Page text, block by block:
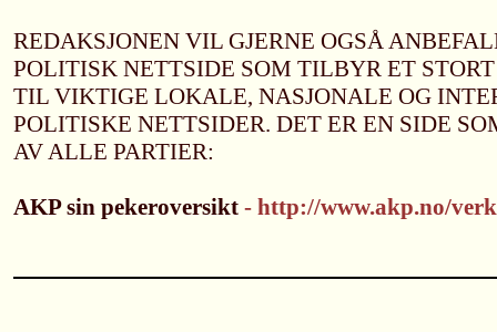
REDAKSJONEN VIL GJERNE OGSÅ
POLITISK NETTSIDE SOM TILBYR ET
TIL VIKTIGE LOKALE, NASJONALE OG
POLITISKE NETTSIDER. DET ER EN SIDE
AV ALLE PARTIER:
AKP sin pekeroversikt - http://www.akp.no/